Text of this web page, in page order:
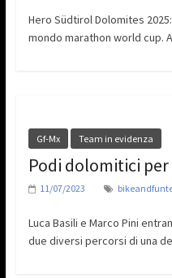
Hero Südtirol Dolomites
mondo marathon world cup.
Gf-Mx Team in evidenza
Podi dolomitici
11/07/2023
Luca Basili e Marco Pini
due diversi percorsi di una